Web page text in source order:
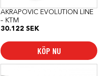
AKRAPOVIC EVOLUTION LINE
– KTM
30.122 SEK
KÖP NU